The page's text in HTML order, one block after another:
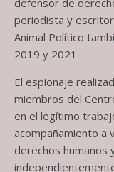
periodista y
Animal Político
2019 y 2021.
El espionaje
miembros del
en el legítimo
acompañamiento a
derechos humanos